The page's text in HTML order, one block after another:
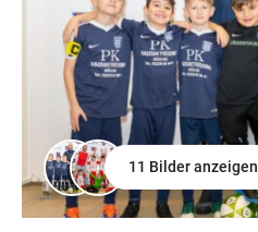
11 Bilder anzeigen